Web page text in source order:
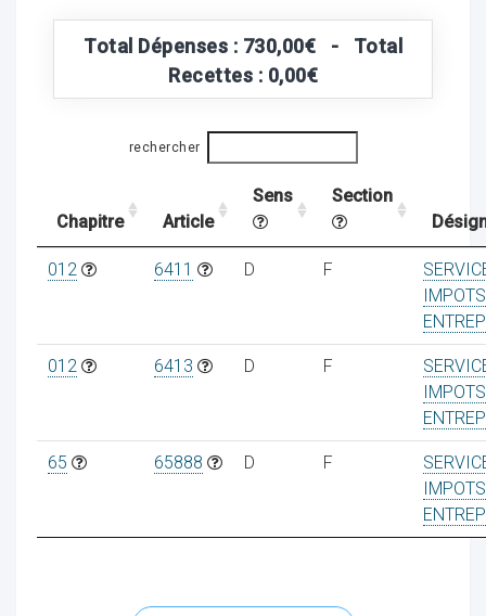
Total Dépenses : 730,00€ - Total
Recettes : 0,00€
rechercher
Chapitre Article
Sens
Section
012 6411 D F
IMPOTS
012 6413 D F
IMPOTS
65 65888 D F
IMPOTS